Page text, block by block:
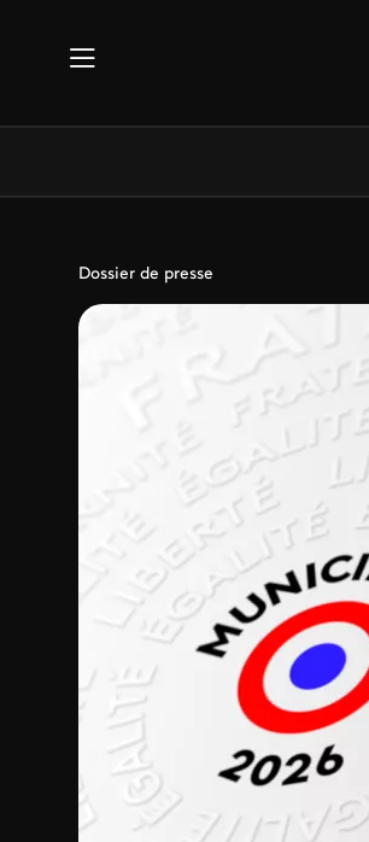
Dossier de presse